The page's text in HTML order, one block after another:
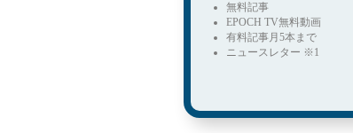
無料記事
EPOCH TV無料動画
有料記事月5本まで
ニュースレター ※1